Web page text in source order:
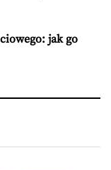
jak go